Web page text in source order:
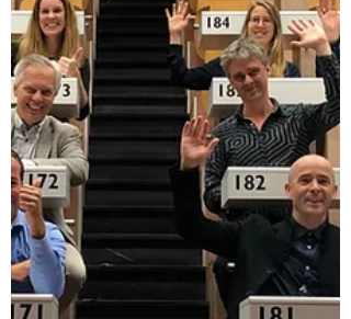
Koploperproject Hilversum (tweede groep)